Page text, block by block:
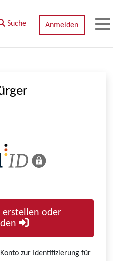
Suche Anmelden
erstellen oder
zur Identifizierung für